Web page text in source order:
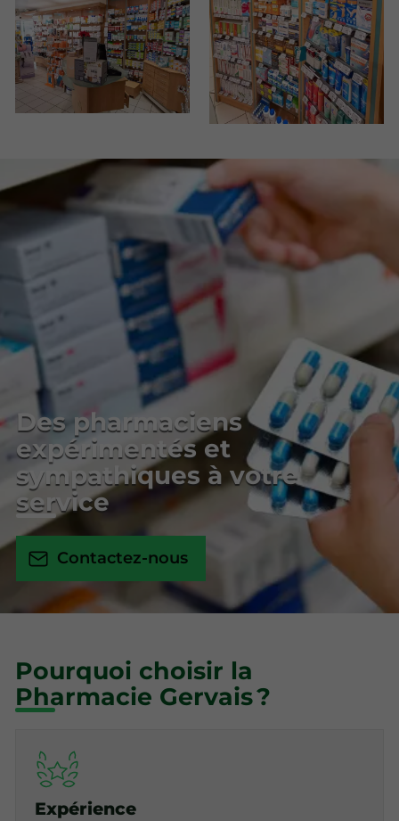
Des pharmaciens
expérimentés et
sympathiques à votre
service
Contactez-nous
Pourquoi choisir la
Pharmacie Gervais ?
Expérience